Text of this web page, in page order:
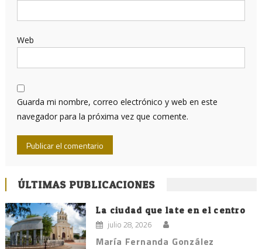
Web
Guarda mi nombre, correo electrónico y web en este
navegador para la próxima vez que comente.
ÚLTIMAS PUBLICACIONES
La ciudad que late en el centro
julio 28, 2026
María Fernanda González